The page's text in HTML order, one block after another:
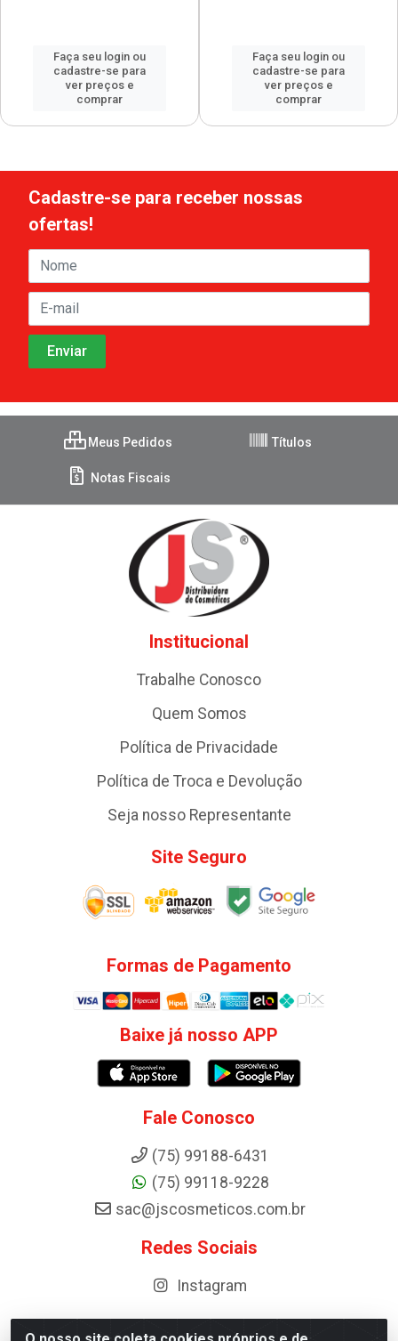
Faça seu login ou
cadastre-se para
ver preços e
comprar
Faça seu login ou
cadastre-se para
ver preços e
comprar
Cadastre-se para receber nossas
ofertas!
Meus Pedidos Títulos
Notas Fiscais
Institucional
Trabalhe Conosco
Quem Somos
Política de Privacidade
Política de Troca e Devolução
Seja nosso Representante
Site Seguro
Formas de Pagamento
Baixe já nosso APP
Fale Conosco
(75) 99188-6431
(75) 99118-9228
sac@jscosmeticos.com.br
Redes Sociais
Instagram